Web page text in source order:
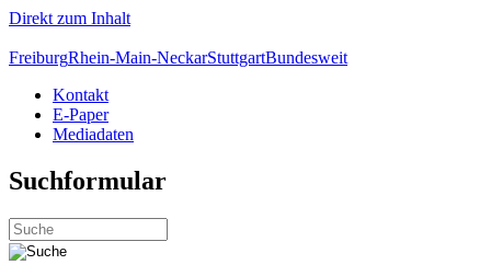
Direkt zum Inhalt
FreiburgRhein-Main-NeckarStuttgartBundesweit
Kontakt
E-Paper
Mediadaten
Suchformular